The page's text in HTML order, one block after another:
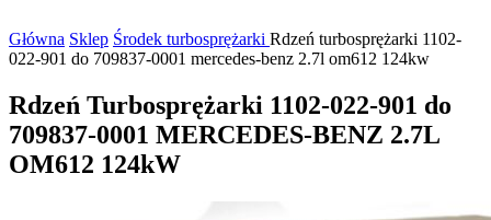
Główna Sklep Środek turbosprężarki Rdzeń turbosprężarki 1102-
022-901 do 709837-0001 mercedes-benz 2.7l om612 124kw
Rdzeń Turbosprężarki 1102-022-901 do
709837-0001 MERCEDES-BENZ 2.7L
OM612 124kW